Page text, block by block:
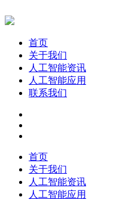
首页
关于我们
人工智能资讯
人工智能应用
联系我们
首页
关于我们
人工智能资讯
人工智能应用